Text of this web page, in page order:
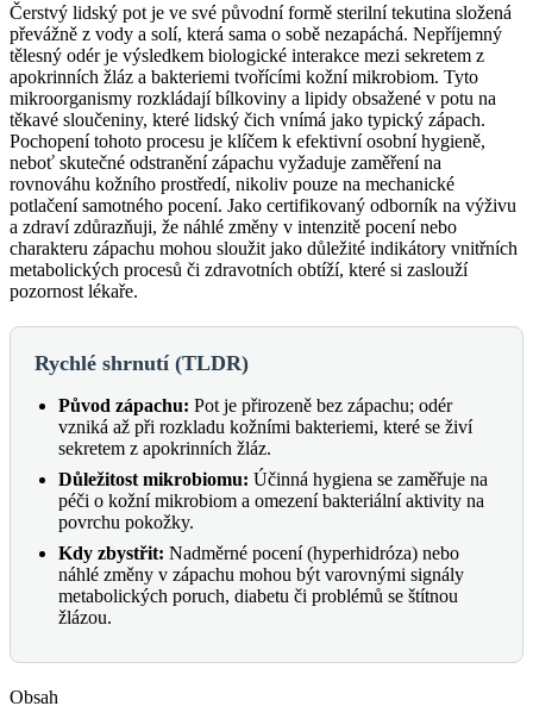
Čerstvý lidský pot je ve své původní formě sterilní tekutina složená
převážně z vody a solí, která sama o sobě nezapáchá. Nepříjemný
tělesný odér je výsledkem biologické interakce mezi sekretem z
apokrinních žláz a bakteriemi tvořícími kožní mikrobiom. Tyto
mikroorganismy rozkládají bílkoviny a lipidy obsažené v potu na
těkavé sloučeniny, které lidský čich vnímá jako typický zápach.
Pochopení tohoto procesu je klíčem k efektivní osobní hygieně,
neboť skutečné odstranění zápachu vyžaduje zaměření na
rovnováhu kožního prostředí, nikoliv pouze na mechanické
potlačení samotného pocení. Jako certifikovaný odborník na výživu
a zdraví zdůrazňuji, že náhlé změny v intenzitě pocení nebo
charakteru zápachu mohou sloužit jako důležité indikátory vnitřních
metabolických procesů či zdravotních obtíží, které si zaslouží
pozornost lékaře.
Rychlé shrnutí (TLDR)
Původ zápachu: Pot je přirozeně bez zápachu; odér
vzniká až při rozkladu kožními bakteriemi, které se živí
sekretem z apokrinních žláz.
Důležitost mikrobiomu: Účinná hygiena se zaměřuje na
péči o kožní mikrobiom a omezení bakteriální aktivity na
povrchu pokožky.
Kdy zbystřit: Nadměrné pocení (hyperhidróza) nebo
náhlé změny v zápachu mohou být varovnými signály
metabolických poruch, diabetu či problémů se štítnou
žlázou.
Obsah